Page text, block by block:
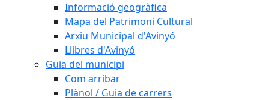
Informació geogràfica
Mapa del Patrimoni Cultural
Arxiu Municipal d'Avinyó
Llibres d'Avinyó
Guia del municipi
Com arribar
Plànol / Guia de carrers